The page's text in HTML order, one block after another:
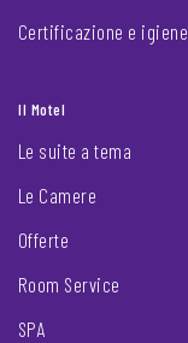
Certificazione e igiene
Il Motel
Le suite a tema
Le Camere
Offerte
Room Service
SPA